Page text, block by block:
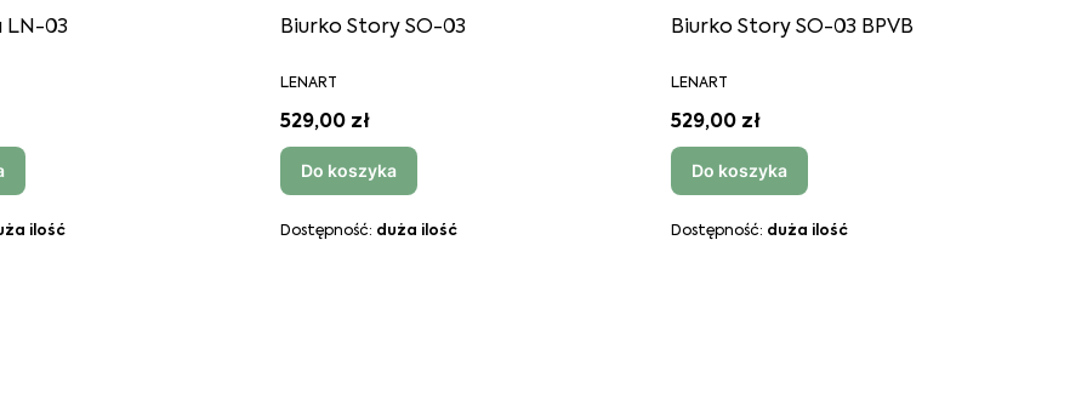
LN-03
ilość
Biurko Story SO-03
LENART
529,00 zł
Do koszyka
Dostępność: duża ilość
Biurko Story SO-03 BPVB
LENART
529,00 zł
Do koszyka
Dostępność: duża ilość